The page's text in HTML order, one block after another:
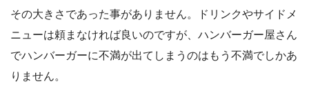
その大きさであった事がありません。ドリンクやサイドメ
ニューは頼まなければ良いのですが、ハンバーガー屋さん
でハンバーガーに不満が出てしまうのはもう不満でしかあ
りません。